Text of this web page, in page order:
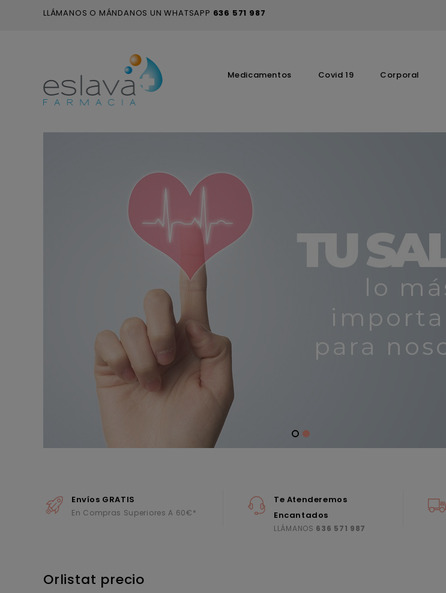
LLÁMANOS O MÁNDANOS UN WHATSAPP 636 571 987
Medicamentos Covid 19 Corporal
Envíos GRATIS
En Compras Superiores A 60€*
Te Atenderemos
Encantados
LLÁMANOS 636 571 987
Orlistat precio